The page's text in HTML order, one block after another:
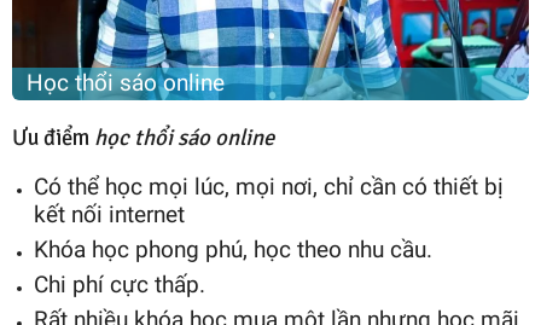
Học thổi sáo online
Ưu điểm học thổi sáo online
Có thể học mọi lúc, mọi nơi, chỉ cần có thiết bị
kết nối internet
Khóa học phong phú, học theo nhu cầu.
Chi phí cực thấp.